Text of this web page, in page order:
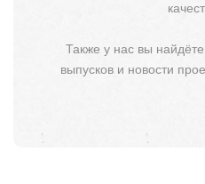
Также у нас вы
выпусков и новости